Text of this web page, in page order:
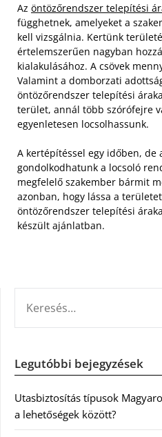
Az öntözőrendszer telepítési
függhetnek, amelyeket a
kell vizsgálnia. Kertünk
értelemszerűen nagyban
kialakulásához. A csövek
Valamint a domborzati
öntözőrendszer telepítési
terület, annál több szórófejre
egyenletesen locsolhassunk.
A kertépítéssel egy időben, de
gondolkodhatunk a locsoló
megfelelő szakember bármit
azonban, hogy lássa a
öntözőrendszer telepítési
készült ajánlatban.
Legutóbbi bejegyzések
Utasbiztosítás típusok
a lehetőségek között?